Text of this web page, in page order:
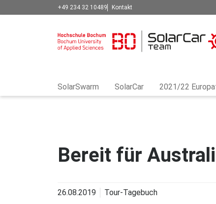
+49 234 32 10489 Kontakt
SolarSwarm SolarCar 2021/22
Bereit für
26.08.2019 Tour-Tagebuch